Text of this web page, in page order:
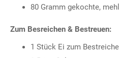
80 Gramm gekochte,
Zum Besreichen & Bestreuen:
1 Stück Ei zum